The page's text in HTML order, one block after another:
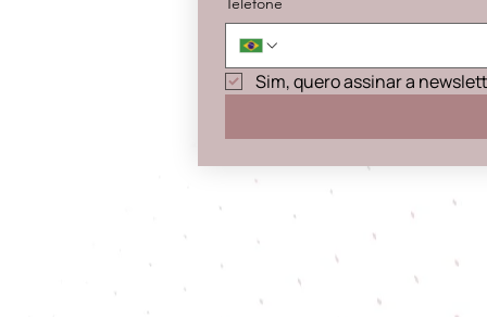
Sim, quero assinar a